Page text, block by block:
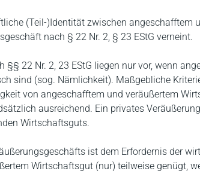
(Teil-)Identität zwischen angeschafftem
nach § 22 Nr. 2, § 23 EStG verneint.
§§ 22 Nr. 2, 23 EStG liegen nur vor, wenn
sind (sog. Nämlichkeit). Maßgebliche
von angeschafftem und veräußertem
ausreichend. Ein privates
Wirtschaftsguts.
ist dem Erfordernis der
Wirtschaftsgut (nur) teilweise genügt,